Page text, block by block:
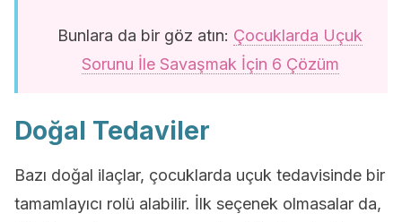
Bunlara da bir göz atın: Çocuklarda Uçuk
Sorunu İle Savaşmak İçin 6 Çözüm
Doğal Tedaviler
Bazı doğal ilaçlar, çocuklarda uçuk tedavisinde bir
tamamlayıcı rolü alabilir. İlk seçenek olmasalar da,